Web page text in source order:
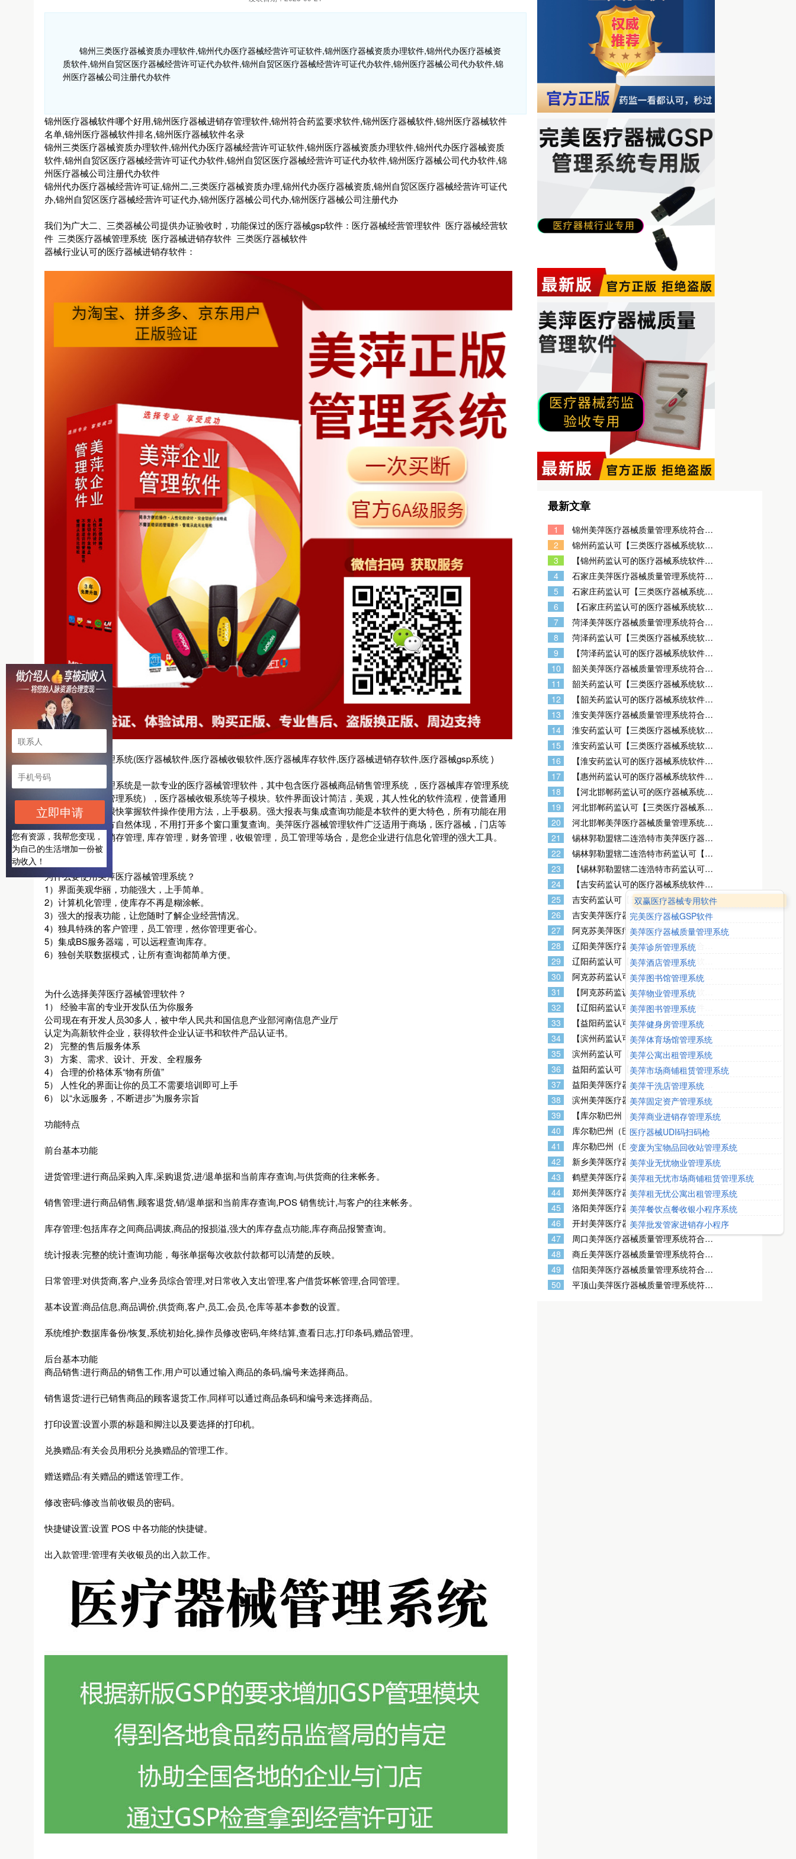
锦州三类医疗器械资质办理软件,锦州代办医疗器械经营许可证软件,锦州医疗器械资质办理软件,锦州代办医疗器械资
质软件,锦州自贸区医疗器械经营许可证代办软件,锦州自贸区医疗器械经营许可证代办软件,锦州医疗器械公司代办软件,锦
州医疗器械公司注册代办软件
锦州医疗器械软件哪个好用,锦州医疗器械进销存管理软件,锦州符合药监要求软件,锦州医疗器械软件,锦州医疗器械软件
名单,锦州医疗器械软件排名,锦州医疗器械软件名录
锦州三类医疗器械资质办理软件,锦州代办医疗器械经营许可证软件,锦州医疗器械资质办理软件,锦州代办医疗器械资质
软件,锦州自贸区医疗器械经营许可证代办软件,锦州自贸区医疗器械经营许可证代办软件,锦州医疗器械公司代办软件,锦
州医疗器械公司注册代办软件
锦州代办医疗器械经营许可证,锦州二,三类医疗器械资质办理,锦州代办医疗器械资质,锦州自贸区医疗器械经营许可证代
办,锦州自贸区医疗器械经营许可证代办,锦州医疗器械公司代办,锦州医疗器械公司注册代办
我们为广大二、三类器械公司提供办证验收时，功能保过的医疗器械gsp软件： 医疗器械经营管理软件 医疗器械经营软
件 三类医疗器械管理系统 医疗器械进销存软件 三类医疗器械软件
器械行业认可的医疗器械进销存软件：
美萍医疗器械管理系统(医疗器械软件,医疗器械收银软件,医疗器械库存软件,医疗器械进销存软件,医疗器械gsp系统 )
美萍医疗器械管理系统是一款专业的医疗器械管理软件，其中包含医疗器械商品销售管理系统 ，医疗器械库存管理系统
（医疗器械仓库管理系统），医疗器械收银系统等子模块。软件界面设计简洁，美观，其人性化的软件流程，使普通用
户不需培训也能很快掌握软件操作使用方法，上手极易。强大报表与集成查询功能是本软件的更大特色，所有功能在用
户需要的使用地方自然体现，不用打开多个窗口重复查询。美萍医疗器械管理软件广泛适用于商场，医疗器械，门店等
用于医疗器械进销存管理, 库存管理，财务管理，收银管理，员工管理等场合，是您企业进行信息化管理的强大工具。
为什么要使用美萍医疗器械管理系统？
1）界面美观华丽，功能强大，上手简单。
2）计算机化管理，使库存不再是糊涂帐。
3）强大的报表功能，让您随时了解企业经营情况。
4）独具特殊的客户管理，员工管理，然你管理更省心。
5）集成BS服务器端，可以远程查询库存。
6）独创关联数据模式，让所有查询都简单方便。
为什么选择美萍医疗器械管理软件？
1） 经验丰富的专业开发队伍为你服务
公司现在有开发人员30多人，被中华人民共和国信息产业部河南信息产业厅
认定为高新软件企业，获得软件企业认证书和软件产品认证书。
2） 完整的售后服务体系
3） 方案、需求、设计、开发、全程服务
4） 合理的价格体系“物有所值”
5） 人性化的界面让你的员工不需要培训即可上手
6） 以“永远服务，不断进步”为服务宗旨
功能特点
前台基本功能
进货管理:进行商品采购入库,采购退货,进/退单据和当前库存查询,与供货商的往来帐务。
销售管理:进行商品销售,顾客退货,销/退单据和当前库存查询,POS 销售统计,与客户的往来帐务。
库存管理:包括库存之间商品调拔,商品的报损溢,强大的库存盘点功能,库存商品报警查询。
统计报表:完整的统计查询功能，每张单据每次收款付款都可以清楚的反映。
日常管理:对供货商,客户,业务员综合管理,对日常收入支出管理,客户借货坏帐管理,合同管理。
基本设置:商品信息,商品调价,供货商,客户,员工,会员,仓库等基本参数的设置。
系统维护:数据库备份/恢复,系统初始化,操作员修改密码,年终结算,查看日志,打印条码,赠品管理。
后台基本功能
商品销售:进行商品的销售工作,用户可以通过输入商品的条码,编号来选择商品。
销售退货:进行已销售商品的顾客退货工作,同样可以通过商品条码和编号来选择商品。
打印设置:设置小票的标题和脚注以及要选择的打印机。
兑换赠品:有关会员用积分兑换赠品的管理工作。
赠送赠品:有关赠品的赠送管理工作。
修改密码:修改当前收银员的密码。
快捷键设置:设置 POS 中各功能的快捷键。
出入款管理:管理有关收银员的出入款工作。
最新文章
1
锦州美萍医疗器械质量管理系统符合二
三类器械药监验收标准，锦州药监认可
的三类医疗器械软件系统含UDI功能
2
锦州药监认可【三类医疗器械系统软件
含UDI功能】，锦州双赢医疗器械进销
存GSP质量管理系统（旗舰版），锦州
办理医疗器械经营许可证计算机文档资
料
3
【锦州药监认可的医疗器械系统软件】-
含UDI功能-锦州完美医疗器械GSP管理
系统专用版-锦州医疗器械经营许可证办
理软件
4
石家庄美萍医疗器械质量管理系统符合
二三类器械药监验收标准，石家庄药监
认可的三类医疗器械软件系统含UDI功
能
5
石家庄药监认可【三类医疗器械系统软
件含UDI功能】，石家庄双赢医疗器械
进销存GSP质量管理系统（旗舰版），
石家庄办理医疗器械经营许可证计算机
文档资料
6
【石家庄药监认可的医疗器械系统软
件】-含UDI功能-石家庄完美医疗器械
GSP管理系统专用版-石家庄医疗器械经
营许可证办理软件
7
菏泽美萍医疗器械质量管理系统符合二
三类器械药监验收标准，菏泽药监认可
的三类医疗器械软件系统含UDI功能
8
菏泽药监认可【三类医疗器械系统软件
含UDI功能】，菏泽双赢医疗器械进销
存GSP质量管理系统（旗舰版），菏泽
办理医疗器械经营许可证计算机文档资
料
9
【菏泽药监认可的医疗器械系统软件】-
含UDI功能-菏泽完美医疗器械GSP管理
系统专用版-菏泽医疗器械经营许可证办
理软件
10
韶关美萍医疗器械质量管理系统符合二
三类器械药监验收标准，韶关药监认可
的三类医疗器械软件系统含UDI功能
11
韶关药监认可【三类医疗器械系统软件
含UDI功能】，韶关双赢医疗器械进销
存GSP质量管理系统（旗舰版），韶关
办理医疗器械经营许可证计算机文档资
料
12
【韶关药监认可的医疗器械系统软件】-
含UDI功能-韶关完美医疗器械GSP管理
系统专用版-韶关医疗器械经营许可证办
理软件
13
淮安美萍医疗器械质量管理系统符合二
三类器械药监验收标准，淮安药监认可
的三类医疗器械软件系统含UDI功能
14
淮安药监认可【三类医疗器械系统软件
含UDI功能】，淮安双赢医疗器械进销
存GSP质量管理系统（旗舰版），淮安
办理医疗器械经营许可证计算机文档资
料
15
淮安药监认可【三类医疗器械系统软件
含UDI功能】，淮安双赢医疗器械进销
存GSP质量管理系统（旗舰版），淮安
办理医疗器械经营许可证计算机文档资
料
16
【淮安药监认可的医疗器械系统软件】-
含UDI功能-淮安完美医疗器械GSP管理
系统专用版-淮安医疗器械经营许可证办
理软件
17
【惠州药监认可的医疗器械系统软件】-
含UDI功能-惠州完美医疗器械GSP管理
系统专用版-惠州医疗器械经营许可证办
理软件
18
【河北邯郸药监认可的医疗器械系统软
件】-含UDI功能-河北邯郸完美医疗器械
GSP管理系统专用版-河北邯郸医疗器械
经营许可证办理软件
19
河北邯郸药监认可【三类医疗器械系统
软件含UDI功能】，河北邯郸双赢医疗
器械进销存GSP质量管理系统（旗舰
版），河北邯郸办理医疗器械经营许可
证计算机文档资料
20
河北邯郸美萍医疗器械质量管理系统符
合二三类器械药监验收标准，河北邯郸
药监认可的三类医疗器械软件系统含
UDI功能
21
锡林郭勒盟辖二连浩特市美萍医疗器械
质量管理系统符合二三类器械药监验收
标准，锡林郭勒盟辖二连浩特市药监认
可的三类医疗器械软件系统含UDI功能
22
锡林郭勒盟辖二连浩特市药监认可【三
类医疗器械系统软件含UDI功能】，锡
林郭勒盟辖二连浩特市双赢医疗器械进
销存GSP质量管理系统（旗舰版），锡
林郭勒盟辖二连浩特市办理医疗器械经
营许可证计算机文档资料
23
【锡林郭勒盟辖二连浩特市药监认可的
医疗器械系统软件】-含UDI功能-锡林郭
勒盟辖二连浩特市完美医疗器械GSP管
理系统专用版-锡林郭勒盟辖二连浩特市
医疗器械经营许可证办理软件
24
【吉安药监认可的医疗器械系统软件】-
含UDI功能-吉安完美医疗器械GSP管理
系统专用版-吉安医疗器械经营许可证办
理软件
25
吉安药监认可【三类医疗器械系统软件
含UDI功能】，吉安双赢医疗器械进销
存GSP质量管理系统（旗舰版），吉安
办理医疗器械经营许可证计算机文档资
料
26
吉安美萍医疗器械质量管理系统符合二
三类器械药监验收标准，吉安药监认可
的三类医疗器械软件系统含UDI功能
27
阿克苏美萍医疗器械质量管理系统符合
二三类器械药监验收标准，阿克苏药监
认可的三类医疗器械软件系统含UDI功
能
28
辽阳美萍医疗器械质量管理系统符合二
三类器械药监验收标准，辽阳药监认可
的三类医疗器械软件系统含UDI功能
29
辽阳药监认可【三类医疗器械系统软件
含UDI功能】，辽阳双赢医疗器械进销
存GSP质量管理系统（旗舰版），辽阳
办理医疗器械经营许可证计算机文档资
料
30
阿克苏药监认可【三类医疗器械系统软
件含UDI功能】，阿克苏双赢医疗器械
进销存GSP质量管理系统（旗舰版），
阿克苏办理医疗器械经营许可证计算机
文档资料
31
【阿克苏药监认可的医疗器械系统软
件】-含UDI功能-阿克苏完美医疗器械
GSP管理系统专用版-阿克苏医疗器械经
营许可证办理软件
32
【辽阳药监认可的医疗器械系统软件】-
含UDI功能-辽阳完美医疗器械GSP管理
系统专用版-辽阳医疗器械经营许可证办
理软件
33
【益阳药监认可的医疗器械系统软件】-
含UDI功能-益阳完美医疗器械GSP管理
系统专用版-益阳医疗器械经营许可证办
理软件
34
【滨州药监认可的医疗器械系统软件】-
含UDI功能-滨州完美医疗器械GSP管理
系统专用版-滨州医疗器械经营许可证办
理软件
35
滨州药监认可【三类医疗器械系统软件
含UDI功能】，滨州双赢医疗器械进销
存GSP质量管理系统（旗舰版），滨州
办理医疗器械经营许可证计算机文档资
料
36
益阳药监认可【三类医疗器械系统软件
含UDI功能】，益阳双赢医疗器械进销
存GSP质量管理系统（旗舰版），益阳
办理医疗器械经营许可证计算机文档资
料
37
益阳美萍医疗器械质量管理系统符合二
三类器械药监验收标准，益阳药监认可
的三类医疗器械软件系统含UDI功能
38
滨州美萍医疗器械质量管理系统符合二
三类器械药监验收标准，滨州药监认可
的三类医疗器械软件系统含UDI功能
39
【库尔勒巴州（巴音郭楞蒙古自治州）
药监认可的医疗器械系统软件】-含UDI
功能-库尔勒巴州（巴音郭楞蒙古自治
州）完美医疗器械GSP管理系统专用版-
库尔勒巴州（巴音郭楞蒙古自治州）医
疗器械经营许可证办理软件
40
库尔勒巴州（巴音郭楞蒙古自治州）药
监认可【三类医疗器械系统软件含UDI
功能】，库尔勒巴州（巴音郭楞蒙古自
治州）双赢医疗器械进销存GSP质量管
理系统（旗舰版），库尔勒巴州（巴音
郭楞蒙古自治州）办理医疗器械经营许
可证计算机文档资料
41
库尔勒巴州（巴音郭楞蒙古自治州）美
萍医疗器械质量管理系统符合二三类器
械药监验收标准，库尔勒巴州（巴音郭
楞蒙古自治州）药监认可的三类医疗器
械软件系统含UDI功能
42
新乡美萍医疗器械质量管理系统符合二
三类器械药监验收标准，新乡药监认可
的三类医疗器械软件系统含UDI功能
43
鹤壁美萍医疗器械质量管理系统符合二
三类器械药监验收标准，鹤壁药监认可
的三类医疗器械软件系统含UDI功能
44
郑州美萍医疗器械质量管理系统符合二
三类器械药监验收标准，郑州药监认可
的三类医疗器械软件系统含UDI功能
45
洛阳美萍医疗器械质量管理系统符合二
三类器械药监验收标准，洛阳药监认可
的三类医疗器械软件系统含UDI功能
46
开封美萍医疗器械质量管理系统符合二
三类器械药监验收标准，开封药监认可
的三类医疗器械软件系统含UDI功能
47
周口美萍医疗器械质量管理系统符合二
三类器械药监验收标准，周口药监认可
的三类医疗器械软件系统含UDI功能
48
商丘美萍医疗器械质量管理系统符合二
三类器械药监验收标准，商丘药监认可
的三类医疗器械软件系统含UDI功能
49
信阳美萍医疗器械质量管理系统符合二
三类器械药监验收标准，信阳药监认可
的三类医疗器械软件系统含UDI功能
50
平顶山美萍医疗器械质量管理系统符合
立即申请
您有资源，我帮您变现，
为自己的生活增加一份被
动收入！
双赢医疗器械专用软件
完美医疗器械GSP软件
美萍医疗器械质量管理系统
美萍诊所管理系统
美萍酒店管理系统
美萍图书馆管理系统
美萍物业管理系统
美萍图书管理系统
美萍健身房管理系统
美萍体育场馆管理系统
美萍公寓出租管理系统
美萍市场商铺租赁管理系统
美萍干洗店管理系统
美萍固定资产管理系统
美萍商业进销存管理系统
医疗器械UDI码扫码枪
变废为宝物品回收站管理系统
美萍业无忧物业管理系统
美萍租无忧市场商铺租赁管理系统
美萍租无忧公寓出租管理系统
美萍餐饮点餐收银小程序系统
美萍批发管家进销存小程序